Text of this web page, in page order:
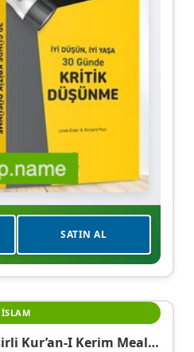
SATIN AL
İSLAM
Kur’an-I Kerim Meali